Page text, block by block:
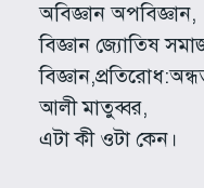
অবিজ্ঞান অপবিজ্ঞান,
বিজ্ঞান জ্যোতিষ
আলী মাতুব্বর,
এটা কী ওটা কেন।